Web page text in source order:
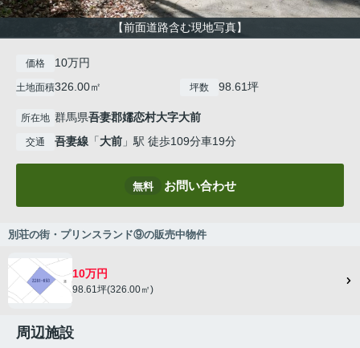
【前面道路含む現地写真】
価格 10万円
土地面積326.00㎡ 坪数 98.61坪
所在地 群馬県吾妻郡嬬恋村大字大前
交通 吾妻線 「大前 」駅 徒歩109分車19分
無料 お問い合わせ
別荘の街・プリンスランド⑨の販売中物件
10万円
98.61坪(326.00㎡)
周辺施設